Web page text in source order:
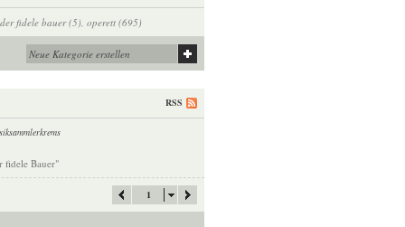
der fidele bauer (5), operett (695)
RSS
fidele Bauer"
1